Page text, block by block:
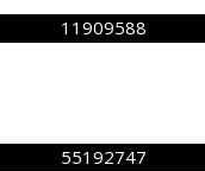
11909588
55192747